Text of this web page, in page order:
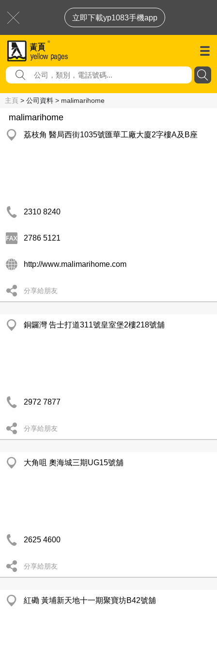
立即下載yp1083手機app
主頁 > 公司資料 > malimarihome
malimarihome
荔枝角 醫局西街1035號匯華工廠大廈2字樓A及B座
2310 8240
2786 5121
http://www.malimarihome.com
分享給朋友
銅鑼灣 告士打道311號皇室堡2樓218號舖
2972 7877
分享給朋友
大角咀 奧海城三期UG15號舖
2625 4600
分享給朋友
紅磡 黃埔新天地十一期聚寶坊B42號舖